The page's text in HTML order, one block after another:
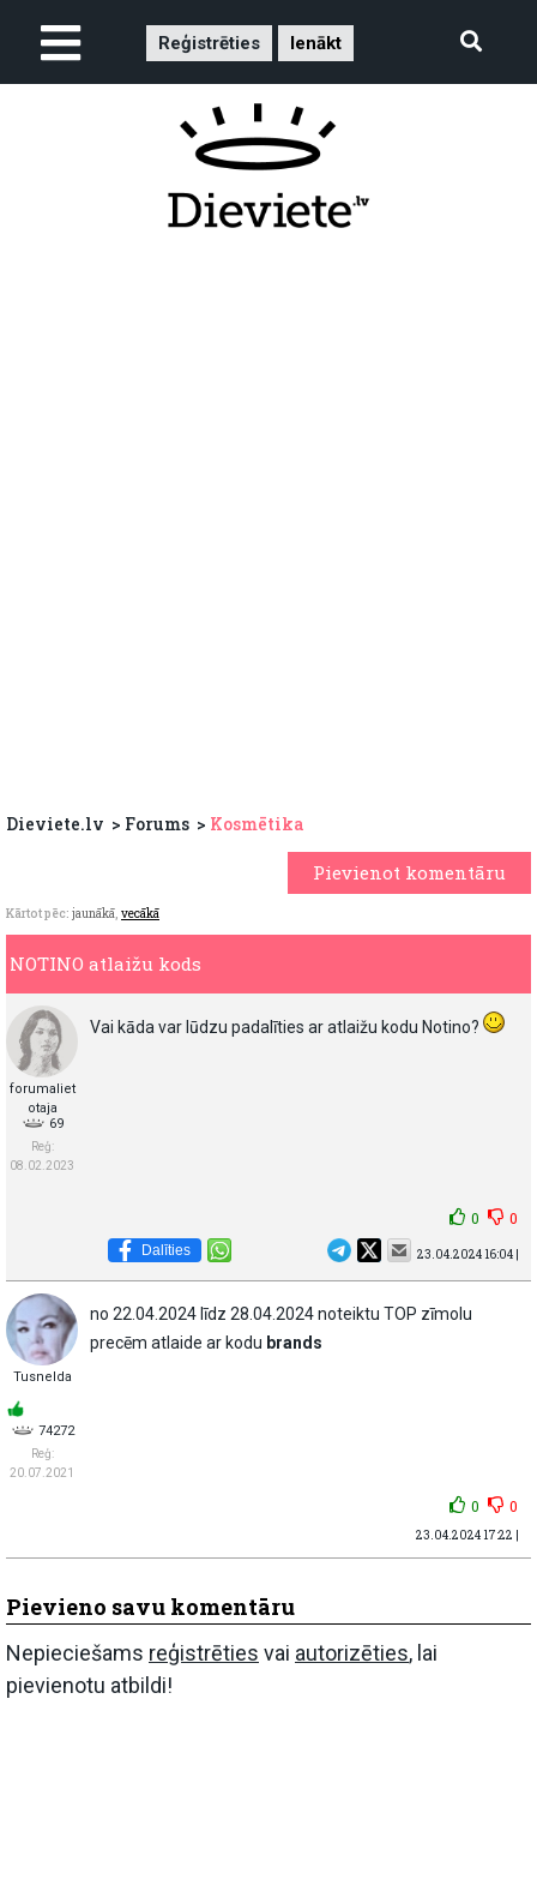
Reģistrēties Ienākt
Dieviete.lv Forums Kosmētika
Pievienot komentāru
Kārtot pēc: jaunākā, vecākā
NOTINO atlaižu kods
forumaliet
otaja
69
Reģ:
08.02.2023
Vai kāda var lūdzu padalīties ar atlaižu kodu Notino?
0 0
Dalīties 23.04.2024 16:04 |
Tusnelda
74272
Reģ:
20.07.2021
no 22.04.2024 līdz 28.04.2024 noteiktu TOP zīmolu
precēm atlaide ar kodu brands
0 0
23.04.2024 17:22 |
Pievieno savu komentāru
Nepieciešams reģistrēties vai autorizēties, lai
pievienotu atbildi!